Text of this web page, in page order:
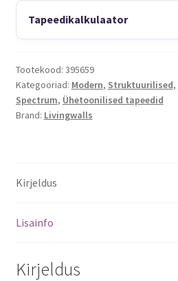
Tapeedikalkulaator
Tootekood: 395659
Kategooriad: Modern, Struktuurilised,
Spectrum, Ühetoonilised tapeedid
Brand: Livingwalls
Kirjeldus
Lisainfo
Kirjeldus